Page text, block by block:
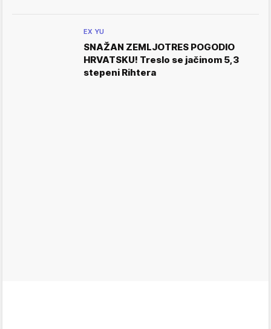
EX YU
SNAŽAN ZEMLJOTRES POGODIO
HRVATSKU! Treslo se jačinom 5,3
stepeni Rihtera